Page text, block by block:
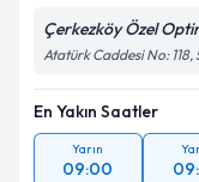
Çerkezköy Özel
Atatürk Caddesi No:
En Yakın Saatler
Yarın
09:00